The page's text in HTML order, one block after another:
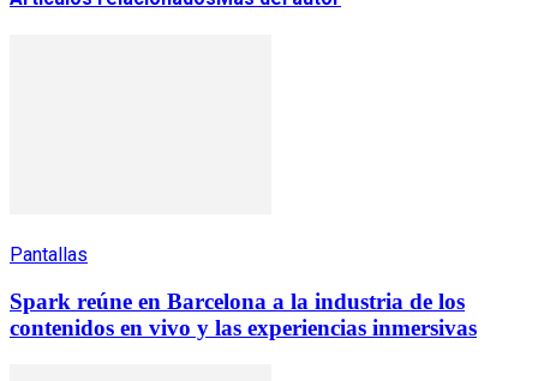
Pantallas
Spark reúne en Barcelona a la industria de los
contenidos en vivo y las experiencias inmersivas